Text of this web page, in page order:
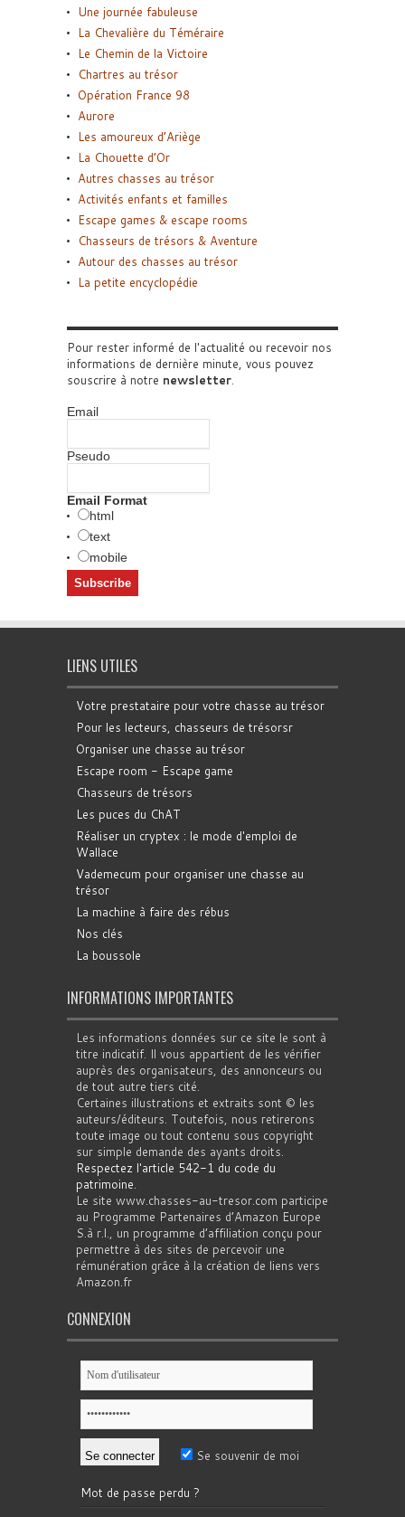
Une journée fabuleuse
La Chevalière du Téméraire
Le Chemin de la Victoire
Chartres au trésor
Opération France 98
Aurore
Les amoureux d’Ariège
La Chouette d’Or
Autres chasses au trésor
Activités enfants et familles
Escape games & escape rooms
Chasseurs de trésors & Aventure
Autour des chasses au trésor
La petite encyclopédie
Pour rester informé de l'actualité ou recevoir nos
informations de dernière minute, vous pouvez
souscrire à notre newsletter.
Email
Pseudo
Email Format
html
text
mobile
LIENS UTILES
Votre prestataire pour votre chasse au trésor
Pour les lecteurs, chasseurs de trésorsr
Organiser une chasse au trésor
Escape room - Escape game
Chasseurs de trésors
Les puces du ChAT
Réaliser un cryptex : le mode d'emploi de
Wallace
Vademecum pour organiser une chasse au
trésor
La machine à faire des rébus
Nos clés
La boussole
INFORMATIONS IMPORTANTES
Les informations données sur ce site le sont à
titre indicatif. Il vous appartient de les vérifier
auprès des organisateurs, des annonceurs ou
de tout autre tiers cité.
Certaines illustrations et extraits sont © les
auteurs/éditeurs. Toutefois, nous retirerons
toute image ou tout contenu sous copyright
sur simple demande des ayants droits.
Respectez l'article 542-1 du code du
patrimoine.
Le site www.chasses-au-tresor.com participe
au Programme Partenaires d’Amazon Europe
S.à r.l., un programme d’affiliation conçu pour
permettre à des sites de percevoir une
rémunération grâce à la création de liens vers
Amazon.fr
CONNEXION
Se souvenir de moi
Mot de passe perdu ?